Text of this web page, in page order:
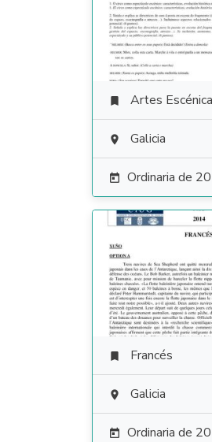
 Artes
 Galicia
 Ordinaria de
 Francés
 Galicia
 Ordinaria de